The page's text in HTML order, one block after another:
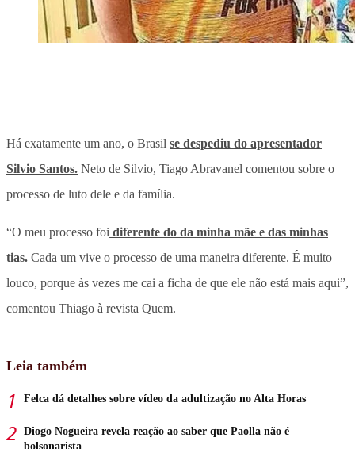
Há exatamente um ano, o Brasil se despediu do apresentador
Silvio Santos. Neto de Silvio, Tiago Abravanel comentou sobre o
processo de luto dele e da família.
“O meu processo foi diferente do da minha mãe e das minhas
tias. Cada um vive o processo de uma maneira diferente. É muito
louco, porque às vezes me cai a ficha de que ele não está mais aqui”,
comentou Thiago à revista Quem.
Leia também
Felca dá detalhes sobre vídeo da adultização no Alta Horas
Diogo Nogueira revela reação ao saber que Paolla não é
bolsonarista